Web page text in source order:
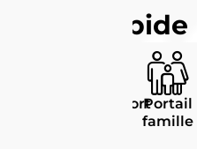
Accès rapide
PasseportPortail
famille